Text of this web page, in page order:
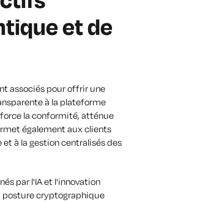
et de
associés pour offrir une
à la plateforme
la conformité, atténue
également aux clients
à la gestion centralisés des
par l'IA et l'innovation
posture cryptographique